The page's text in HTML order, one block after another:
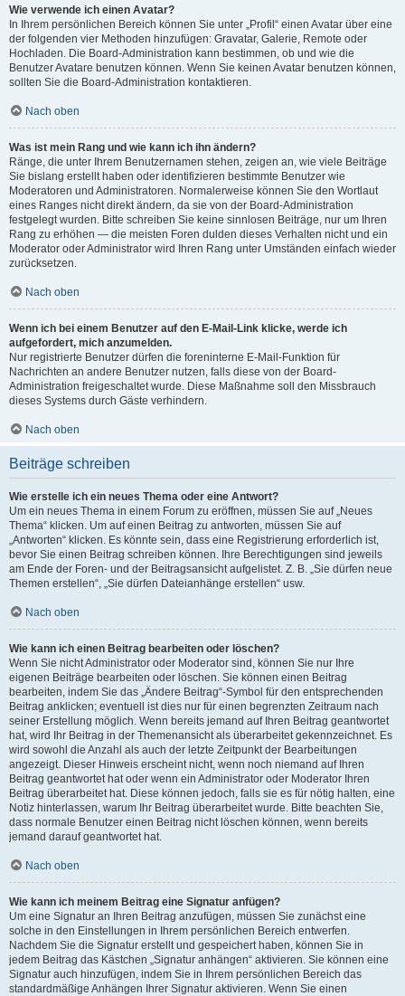
Wie verwende ich einen Avatar?
In Ihrem persönlichen Bereich können Sie unter „Profil“ einen Avatar über eine
der folgenden vier Methoden hinzufügen: Gravatar, Galerie, Remote oder
Hochladen. Die Board-Administration kann bestimmen, ob und wie die
Benutzer Avatare benutzen können. Wenn Sie keinen Avatar benutzen können,
sollten Sie die Board-Administration kontaktieren.
Nach oben
Was ist mein Rang und wie kann ich ihn ändern?
Ränge, die unter Ihrem Benutzernamen stehen, zeigen an, wie viele Beiträge
Sie bislang erstellt haben oder identifizieren bestimmte Benutzer wie
Moderatoren und Administratoren. Normalerweise können Sie den Wortlaut
eines Ranges nicht direkt ändern, da sie von der Board-Administration
festgelegt wurden. Bitte schreiben Sie keine sinnlosen Beiträge, nur um Ihren
Rang zu erhöhen — die meisten Foren dulden dieses Verhalten nicht und ein
Moderator oder Administrator wird Ihren Rang unter Umständen einfach wieder
zurücksetzen.
Nach oben
Wenn ich bei einem Benutzer auf den E-Mail-Link klicke, werde ich
aufgefordert, mich anzumelden.
Nur registrierte Benutzer dürfen die foreninterne E-Mail-Funktion für
Nachrichten an andere Benutzer nutzen, falls diese von der Board-
Administration freigeschaltet wurde. Diese Maßnahme soll den Missbrauch
dieses Systems durch Gäste verhindern.
Nach oben
Beiträge schreiben
Wie erstelle ich ein neues Thema oder eine Antwort?
Um ein neues Thema in einem Forum zu eröffnen, müssen Sie auf „Neues
Thema“ klicken. Um auf einen Beitrag zu antworten, müssen Sie auf
„Antworten“ klicken. Es könnte sein, dass eine Registrierung erforderlich ist,
bevor Sie einen Beitrag schreiben können. Ihre Berechtigungen sind jeweils
am Ende der Foren- und der Beitragsansicht aufgelistet. Z. B. „Sie dürfen neue
Themen erstellen“, „Sie dürfen Dateianhänge erstellen“ usw.
Nach oben
Wie kann ich einen Beitrag bearbeiten oder löschen?
Wenn Sie nicht Administrator oder Moderator sind, können Sie nur Ihre
eigenen Beiträge bearbeiten oder löschen. Sie können einen Beitrag
bearbeiten, indem Sie das „Ändere Beitrag“-Symbol für den entsprechenden
Beitrag anklicken; eventuell ist dies nur für einen begrenzten Zeitraum nach
seiner Erstellung möglich. Wenn bereits jemand auf Ihren Beitrag geantwortet
hat, wird Ihr Beitrag in der Themenansicht als überarbeitet gekennzeichnet. Es
wird sowohl die Anzahl als auch der letzte Zeitpunkt der Bearbeitungen
angezeigt. Dieser Hinweis erscheint nicht, wenn noch niemand auf Ihren
Beitrag geantwortet hat oder wenn ein Administrator oder Moderator Ihren
Beitrag überarbeitet hat. Diese können jedoch, falls sie es für nötig halten, eine
Notiz hinterlassen, warum Ihr Beitrag überarbeitet wurde. Bitte beachten Sie,
dass normale Benutzer einen Beitrag nicht löschen können, wenn bereits
jemand darauf geantwortet hat.
Nach oben
Wie kann ich meinem Beitrag eine Signatur anfügen?
Um eine Signatur an Ihren Beitrag anzufügen, müssen Sie zunächst eine
solche in den Einstellungen in Ihrem persönlichen Bereich entwerfen.
Nachdem Sie die Signatur erstellt und gespeichert haben, können Sie in
jedem Beitrag das Kästchen „Signatur anhängen“ aktivieren. Sie können eine
Signatur auch hinzufügen, indem Sie in Ihrem persönlichen Bereich das
standardmäßige Anhängen Ihrer Signatur aktivieren. Wenn Sie einen